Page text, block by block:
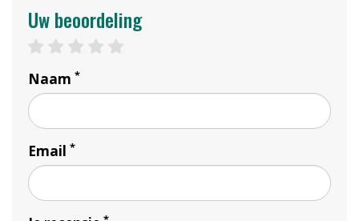
Uw beoordeling
4 stars
3 stars
2 stars
1 star
Naam *
Email *